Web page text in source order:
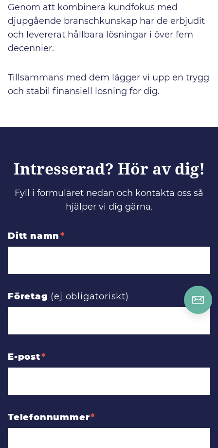
Genom att kombinera kundfokus med
djupgående branschkunskap har de erbjudit
och levererat hållbara lösningar i över fem
decennier.
Tillsammans med dem lägger vi upp en trygg
och stabil finansiell lösning för dig.
Intresserad? Hör av dig!
Fyll i formuläret nedan och kontakta oss så
hjälper vi dig gärna.
Ditt namn
Företag
E-post
Telefonnummer